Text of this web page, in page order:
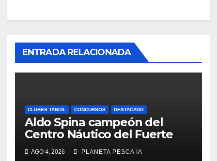
ENTRADA RELACIONADA
CLUBES TANDIL CONCURSOS DESTACADO
Aldo Spina campeón del
Centro Náutico del Fuerte
AGO 4, 2026 PLANETA PESCA IA